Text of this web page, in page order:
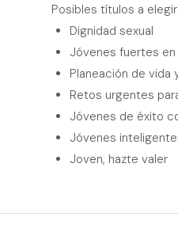
Posibles títulos a elegir:
Dignidad sexual
Jóvenes fuertes
Planeación de vida
Retos urgentes
Jóvenes de éxito
Jóvenes
Joven, hazte valer